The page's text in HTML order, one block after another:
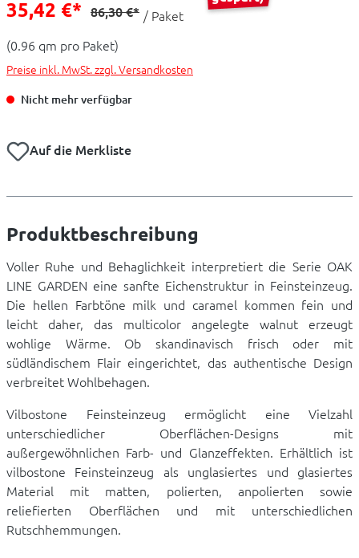
35,42 €* 86,30 €* / Paket
(0.96 qm pro Paket)
Preise inkl. MwSt. zzgl. Versandkosten
Nicht mehr verfügbar
Auf die Merkliste
Produktbeschreibung
Voller Ruhe und Behaglichkeit interpretiert die Serie OAK
LINE GARDEN eine sanfte Eichenstruktur in Feinsteinzeug.
Die hellen Farbtöne milk und caramel kommen fein und
leicht daher, das multicolor angelegte walnut erzeugt
wohlige Wärme. Ob skandinavisch frisch oder mit
südländischem Flair eingerichtet, das authentische Design
verbreitet Wohlbehagen.
Vilbostone Feinsteinzeug ermöglicht eine Vielzahl
unterschiedlicher Oberflächen-Designs mit
außergewöhnlichen Farb- und Glanzeffekten. Erhältlich ist
vilbostone Feinsteinzeug als unglasiertes und glasiertes
Material mit matten, polierten, anpolierten sowie
reliefierten Oberflächen und mit unterschiedlichen
Rutschhemmungen.